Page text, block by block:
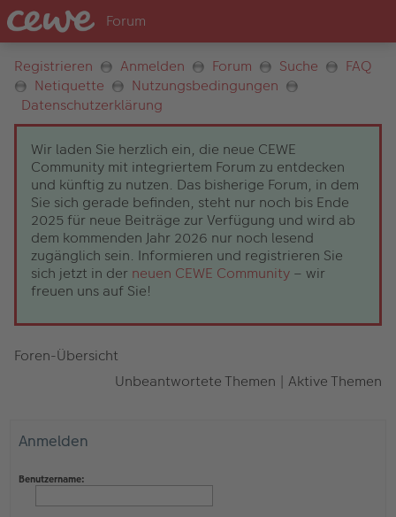
Registrieren Anmelden Forum Suche
FAQ
Netiquette
Nutzungsbedingungen
Datenschutzerklärung
Wir laden Sie herzlich ein, die neue CEWE
Community mit integriertem Forum zu entdecken
und künftig zu nutzen. Das bisherige Forum, in dem
Sie sich gerade befinden, steht nur noch bis Ende
2025 für neue Beiträge zur Verfügung und wird ab
dem kommenden Jahr 2026 nur noch lesend
zugänglich sein. Informieren und registrieren Sie
sich jetzt in der neuen CEWE Community – wir
freuen uns auf Sie!
Foren-Übersicht
Unbeantwortete Themen | Aktive Themen
Anmelden
Benutzername: